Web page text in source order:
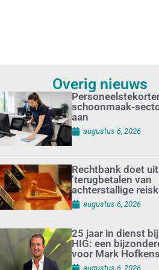
Overig nieuws
schoonmaak-
aan
augustus 6, 2026
Rechtbank doet
’terugbetalen van
achterstallige
augustus 6, 2026
25 jaar in dienst
HIG: een
voor Mark Hofkens
augustus 6, 2026